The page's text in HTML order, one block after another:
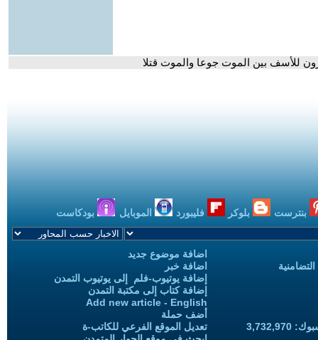
للأسف بين الموت جوعا والموت قتلا
بنترست بلوكر فليبورد الموبايل بودكاست
اضافة موضوع جديد
اضافة خبر
إضافة يوتيوب-فلم إلى يوتيوب التمدن
إضافة كتاب إلى مكتبة التمدن
Add new article - English
أضف حملة
تعديل الموقع الفرعي للكاتب-ة